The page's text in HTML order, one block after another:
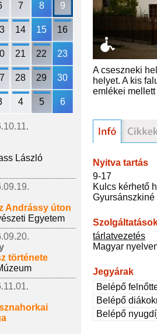
7 8 9
14 15 16
21 22 23
28 29 30
4 5 6
László
Andrássy úton
Egyetem
története
A cseszneki
helyet. A kis
emlékei
Nyitva tartás
9-17
Kulcs kérhető
tárlatvezetés
Magyar
Jegyárak
Belépő
Belépő
Belépő